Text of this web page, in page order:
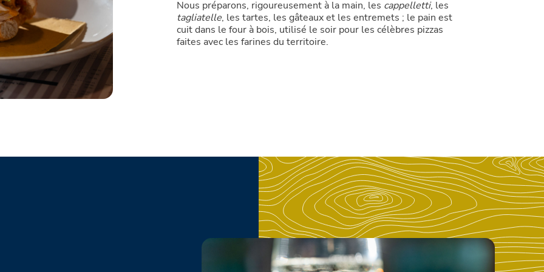
Nous préparons, rigoureusement à la main, les cappelletti, les
tagliatelle, les tartes, les gâteaux et les entremets ; le pain est
cuit dans le four à bois, utilisé le soir pour les célèbres pizzas
faites avec les farines du territoire.